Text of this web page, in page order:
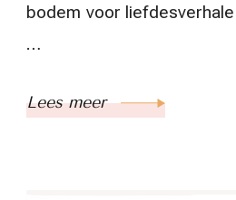
bodem voor
…
Lees meer